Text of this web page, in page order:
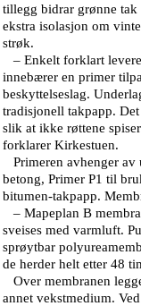
tillegg bidrar grønne
ekstra isolasjon om
strøk.
– Enkelt forklart
innebærer en primer
beskyttelseslag.
tradisjonell takpapp.
slik at ikke røttene
forklarer Kirkestuen.
Primeren avhenger av
betong, Primer P1 til
bitumen-takpapp.
– Mapeplan B
sveises med varmluft.
sprøytbar
de herder helt etter 48
Over membranen
annet vekstmedium.